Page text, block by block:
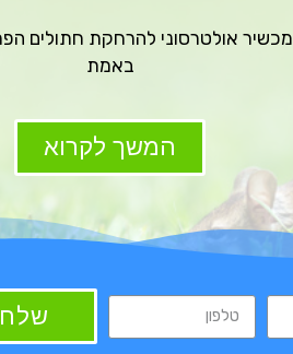
מכשיר אולטרסוני להרחקת חתולים
באמת
המשך לקרוא
שלח